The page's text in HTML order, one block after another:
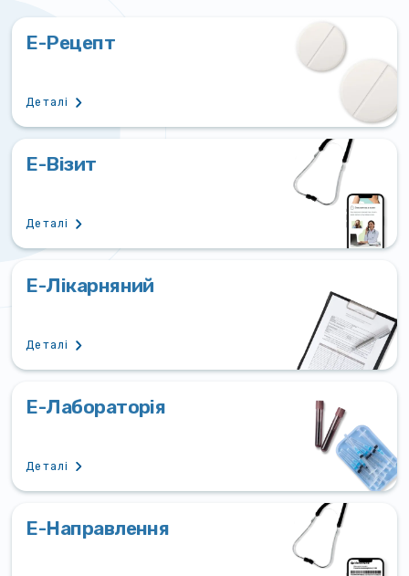
Е-Рецепт
Деталі
Е-Візит
Деталі
Е-Лікарняний
Деталі
Е-Лабораторія
Деталі
Е-Направлення